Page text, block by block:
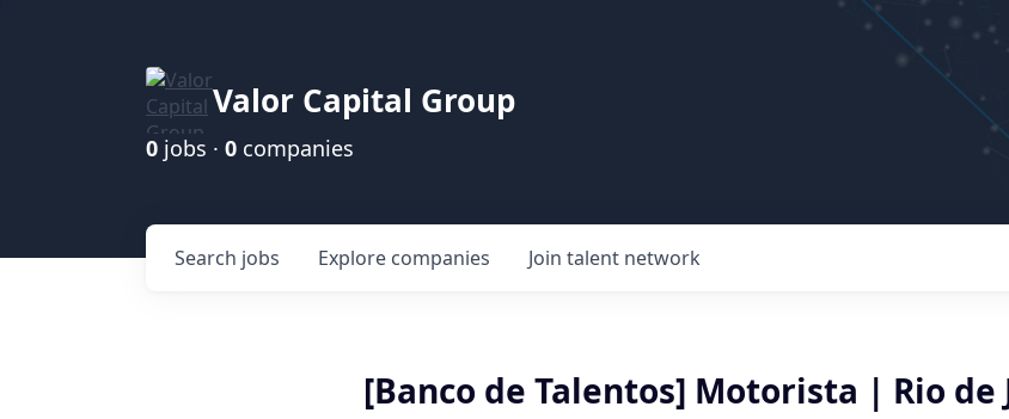
Valor Capital Group
0 jobs · 0 companies
Search jobs Explore companies Join talent network
[Banco de Talentos] Motorista | Rio de